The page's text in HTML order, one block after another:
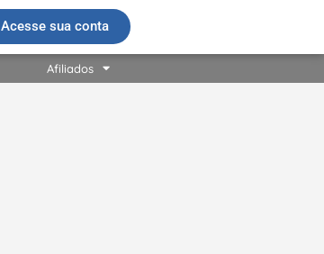
Acesse sua conta
Afiliados